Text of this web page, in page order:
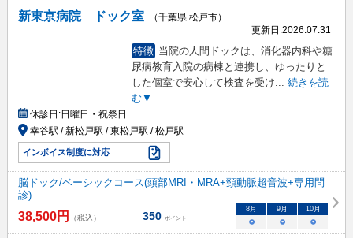
新東京病院 ドック室
（千葉県 松戸市）
更新日:2026.07.31
特徴 当院の人間ドックは、消化器内科や糖
尿病教育入院の病棟と連携し、ゆったりと
した個室で安心して検査を受け... 続きを読
む▼
休診日:日曜日・祝祭日
幸谷駅 / 新松戸駅 / 東松戸駅 / 松戸駅
インボイス制度に対応
脳ドック/ベーシックコース(頭部MRI・MRA+頸動脈超音波+専用問
診)
38,500円 （税込） 350 ポイント
8月 9月 10月
○ ○ ○